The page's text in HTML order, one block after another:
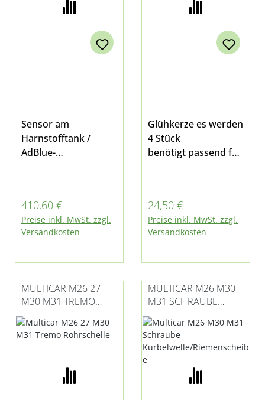
Sensor am
Harnstofftank /
AdBlue-
Regulärer Preis:
410,60 €
Preise inkl. MwSt. zzgl.
Versandkosten
Glühkerze es werden
4 Stück
benötigt passend für
Regulärer Preis:
24,50 €
Preise inkl. MwSt. zzgl.
Versandkosten
MULTICAR M26 27
M30 M31 TREMO
ROHRSCHELLE
MULTICAR M26 M30
M31 SCHRAUBE
KURBELWELLE/RIEME
NSCHEIBE